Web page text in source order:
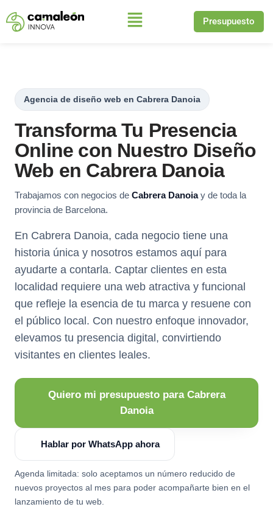
Saltar
Presupuesto
Agencia de diseño web en Cabrera Danoia
Transforma Tu Presencia
Online con Nuestro Diseño
Web en Cabrera Danoia
Trabajamos con negocios de Cabrera Danoiay de toda la
provincia de Barcelona.
En Cabrera Danoia, cada negocio tiene una
historia única y nosotros estamos aquí para
ayudarte a contarla. Captar clientes en esta
localidad requiere una web atractiva y funcional
que refleje la esencia de tu marca y resuene con
el público local. Con nuestro enfoque innovador,
elevamos tu presencia digital, convirtiendo
visitantes en clientes leales.
Quiero mi presupuesto para Cabrera
Danoia
Hablar por WhatsApp ahora
Agenda limitada: solo aceptamos un número reducido de
nuevos proyectos al mes para poder acompañarte bien en el
lanzamiento de tu web.